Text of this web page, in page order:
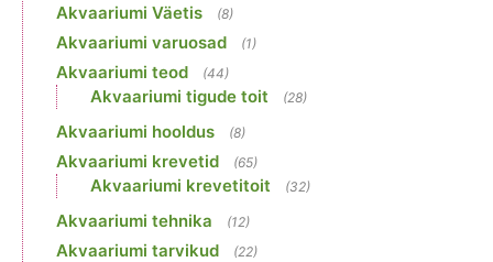
Akvaariumi Väetis (8)
Akvaariumi varuosad (1)
Akvaariumi teod (44)
Akvaariumi tigude toit (28)
Akvaariumi hooldus (8)
Akvaariumi krevetid (65)
Akvaariumi krevetitoit (32)
Akvaariumi tehnika (12)
Akvaariumi tarvikud (22)